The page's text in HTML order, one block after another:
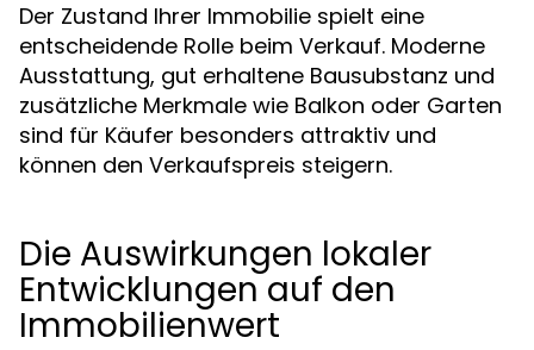
Der Zustand Ihrer Immobilie spielt eine
entscheidende Rolle beim Verkauf. Moderne
Ausstattung, gut erhaltene Bausubstanz und
zusätzliche Merkmale wie Balkon oder Garten
sind für Käufer besonders attraktiv und
können den Verkaufspreis steigern.
Die Auswirkungen lokaler
Entwicklungen auf den
Immobilienwert